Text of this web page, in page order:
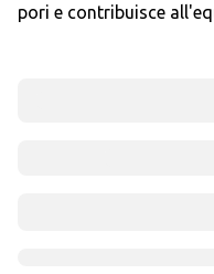
pori e contribuisce